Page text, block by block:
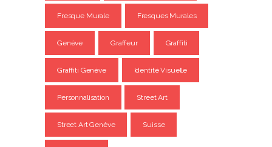
Fresque Murale Fresques Murales
Genève Graffeur Graffiti
Graffiti Genève Identité Visuelle
Personnalisation Street Art
Street Art Genève Suisse